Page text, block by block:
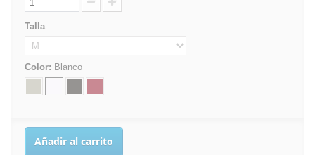
Talla
Color: Blanco
Añadir al carrito